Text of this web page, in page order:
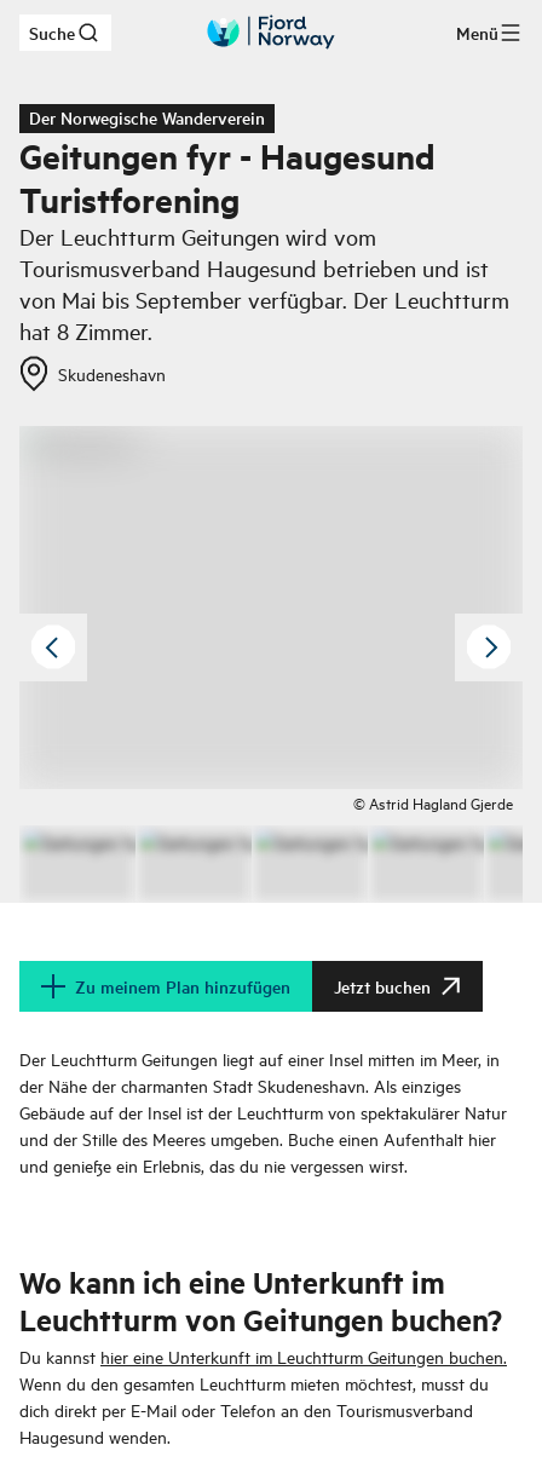
Zum Hauptinhalt
Suche Menü
Der Norwegische Wanderverein
Geitungen fyr - Haugesund
Turistforening
Der Leuchtturm Geitungen wird vom
Tourismusverband Haugesund betrieben und ist
von Mai bis September verfügbar. Der Leuchtturm
hat 8 Zimmer.
Skudeneshavn
© Astrid Hagland Gjerde
Zu meinem Plan hinzufügen Jetzt buchen
Der Leuchtturm Geitungen liegt auf einer Insel mitten im Meer, in
der Nähe der charmanten Stadt Skudeneshavn. Als einziges
Gebäude auf der Insel ist der Leuchtturm von spektakulärer Natur
und der Stille des Meeres umgeben. Buche einen Aufenthalt hier
und genieße ein Erlebnis, das du nie vergessen wirst.
Wo kann ich eine Unterkunft im
Leuchtturm von Geitungen buchen?
Du kannst hier eine Unterkunft im Leuchtturm Geitungen buchen.
Wenn du den gesamten Leuchtturm mieten möchtest, musst du
dich direkt per E-Mail oder Telefon an den Tourismusverband
Haugesund wenden.